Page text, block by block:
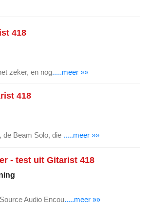
418
zeker, en nog.....meer »»
418
de Beam Solo, die .....meer »»
- test uit Gitarist 418
Audio Encou.....meer »»